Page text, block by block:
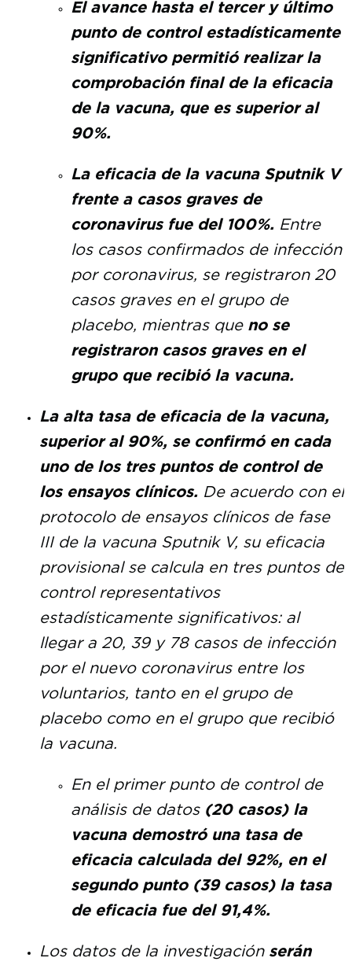
El avance hasta el tercer y último
punto de control estadísticamente
significativo permitió realizar la
comprobación final de la eficacia
de la vacuna, que es superior al
90%.
La eficacia de la vacuna Sputnik V
frente a casos graves de
coronavirus fue del 100%. Entre
los casos confirmados de infección
por coronavirus, se registraron 20
casos graves en el grupo de
placebo, mientras que no se
registraron casos graves en el
grupo que recibió la vacuna.
La alta tasa de eficacia de la vacuna,
superior al 90%, se confirmó en cada
uno de los tres puntos de control de
los ensayos clínicos. De acuerdo con el
protocolo de ensayos clínicos de fase
III de la vacuna Sputnik V, su eficacia
provisional se calcula en tres puntos de
control representativos
estadísticamente significativos: al
llegar a 20, 39 y 78 casos de infección
por el nuevo coronavirus entre los
voluntarios, tanto en el grupo de
placebo como en el grupo que recibió
la vacuna.
En el primer punto de control de
análisis de datos (20 casos) la
vacuna demostró una tasa de
eficacia calculada del 92%, en el
segundo punto (39 casos) la tasa
de eficacia fue del 91,4%.
Los datos de la investigación serán